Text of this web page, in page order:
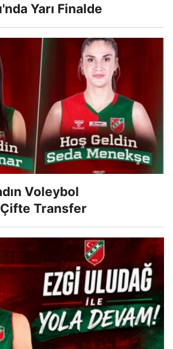
Yarı Finalde
Voleybol
Çifte Transfer